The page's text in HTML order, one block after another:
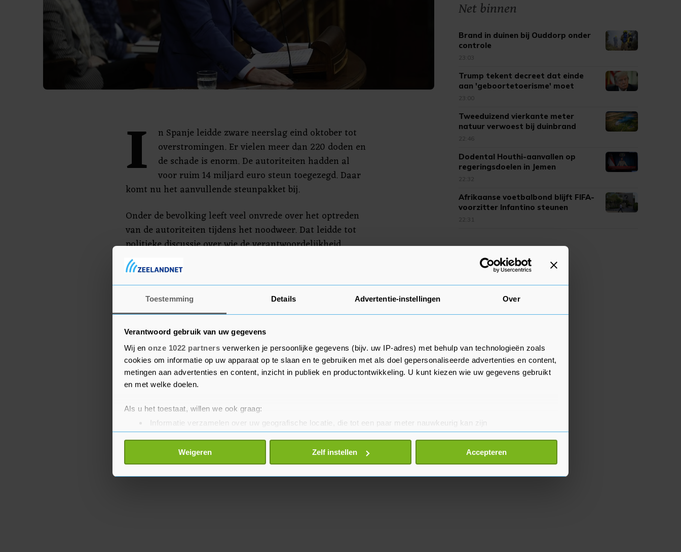
Toestemming Details Advertentie-instellingen Over
Verantwoord gebruik van uw gegevens
Wij en onze 1022 partners verwerken je persoonlijke gegevens (bijv. uw IP-adres) met behulp van technologieën zoals
cookies om informatie op uw apparaat op te slaan en te gebruiken met als doel gepersonaliseerde advertenties en content,
metingen aan advertenties en content, inzicht in publiek en productontwikkeling. U kunt kiezen wie uw gegevens gebruikt
en met welke doelen.
Als u het toestaat, willen we ook graag:
Informatie verzamelen over uw geografische locatie, die tot een paar meter nauwkeurig kan zijn
Uw apparaat identificeren door het actief te scannen op specifieke eigenschappen (fingerprinting)
Lees meer over hoe uw persoonlijke gegevens worden verwerkt en stel uw voorkeuren in het
detailgedeelte
toestemming op elk moment wijzigen of intrekken in de Cookieverklaring.
Weigeren Zelf instellen Accepteren
I
n Spanje leidde zware neerslag eind oktober tot
overstromingen. Er vielen meer dan 220 doden en
de schade is enorm. De autoriteiten hadden al
voor ruim 14 miljard euro steun toegezegd. Daar
komt nu het aanvullende steunpakket bij.
Onder de bevolking leeft veel onvrede over het optreden
van de autoriteiten tijdens het noodweer. Dat leidde tot
politieke discussie over wie de verantwoordelijkheid
draagt, de landelijke of de regionale autoriteiten.
Sánchez riep zijn landgenoten in het parlement op zich
niet te laten misleiden. "Wijs niet met een beschuldigende
vinger naar overheidsdiensten die hun
verantwoordelijkheden zijn nagekomen."
Net binnen
Brand in duinen bij Ouddorp onder
controle
23:03
Trump tekent decreet dat einde
aan 'geboortetoerisme' moet
maken
23:00
Tweeduizend vierkante meter
natuur verwoest bij duinbrand
Ouddorp
22:46
Dodental Houthi-aanvallen op
regeringsdoelen in Jemen
opgelopen
22:32
Afrikaanse voetbalbond blijft FIFA-
voorzitter Infantino steunen
22:31